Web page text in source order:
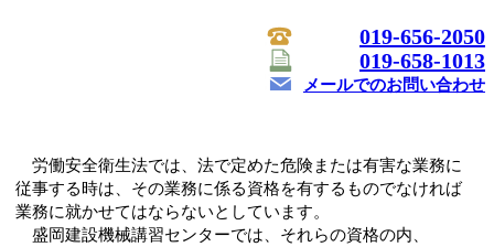
019-656-2050
019-658-1013
メールでのお問い合わせ
労働安全衛生法では、法で定めた危険または有害な業務に
従事する時は、その業務に係る資格を有するものでなければ
業務に就かせてはならないとしています。
盛岡建設機械講習センターでは、それらの資格の内、